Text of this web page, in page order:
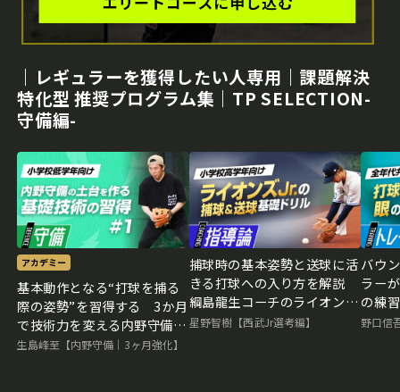
｜レギュラーを獲得したい人専用｜課題解決
特化型 推奨プログラム集｜TP SELECTION-
守備編-
アカデミー
基本動作となる“打球を捕る
際の姿勢”を習得する 3か月
で技術力を変える内野守備向
上メソッド
生島峰至【内野守備｜3ヶ月強化】
捕球時の基本姿勢と送球に活
きる打球への入り方を解説
綱島龍生コーチのライオンズ
Jr.特別レッスン
星野智樹【西武Jr選考編】
バウ
ラー
の練
「ビ
野口信